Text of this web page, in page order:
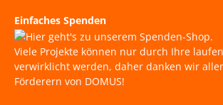
Einfaches Spenden
Viele Projekte können nur durch Ihre
verwirklicht werden, daher danken wir
Förderern von DOMUS!